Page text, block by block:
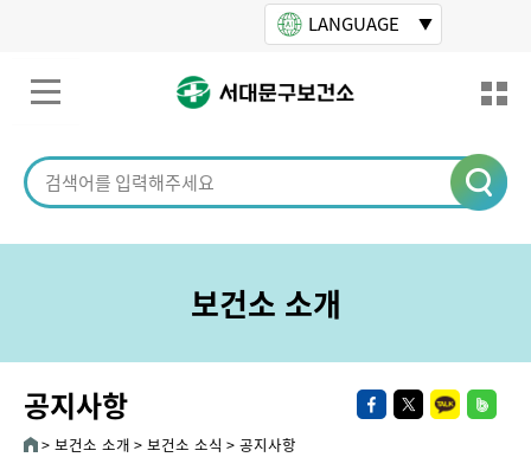
LANGUAGE
보건소 소개
공지사항
보건소 소개 보건소 소식 공지사항